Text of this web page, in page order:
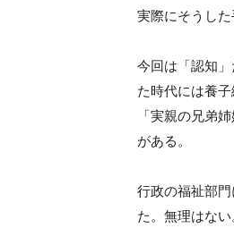
実際にそうした
今回は「認知
た時代には養
「実親の兄弟
がある。
行政の福祉部
た。無理はな